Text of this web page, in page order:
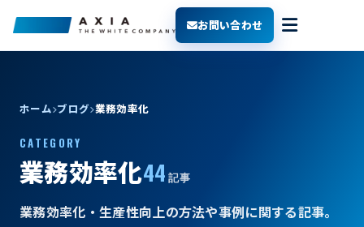
お問い合わせ
ホーム ブログ 業務効率化
CATEGORY
業務効率化44 記事
業務効率化・生産性向上の方法や事例に関する記事。